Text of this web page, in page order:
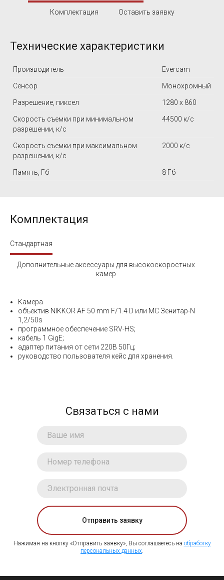
Комплектация Оставить заявку
Технические характеристики
Производитель Evercam
Сенсор Монохромный
Разрешение, пиксел 1280 x 860
Скорость съемки при минимальном
разрешении, к/с
44500 к/с
Скорость съемки при максимальном
разрешении, к/с
2000 к/c
Память, Гб 8 Гб
Комплектация
Стандартная
Дополнительные аксессуары для высокоскоростных
камер
Камера
объектив NIKKOR AF 50 mm F/1.4 D или МС Зенитар-N
1,2/50s
программное обеспечение SRV-HS;
кабель 1 GigE;
адаптер питания от сети 220В 50Гц;
руководство пользователя кейс для хранения.
Связаться с нами
Отправить заявку
Нажимая на кнопку «Отправить заявку», Вы соглашаетесь на обработку
персональных данных.